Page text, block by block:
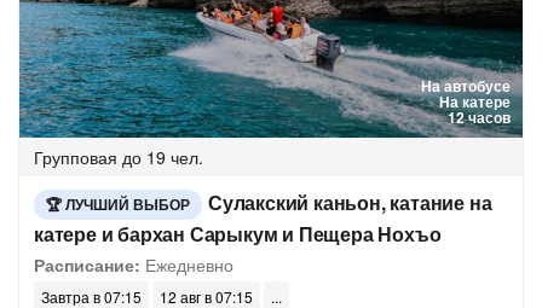
На автобусе
На катере
12 часов
Групповая до 19 чел.
ЛУЧШИЙ ВЫБОР
Сулакский каньон, катание на
катере и бархан Сарыкум и Пещера Нохъо
Расписание: Ежедневно
Завтра в 07:15 12 авг в 07:15